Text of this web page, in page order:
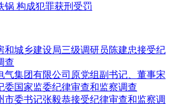
锅 构成犯罪获刑受罚
和城乡建设局三级调研员陈建忠接受纪
查
气集团有限公司原党组副书记、董事宋
委国家监委纪律审查和监察调查
市委书记张毅恭接受纪律审查和监察调